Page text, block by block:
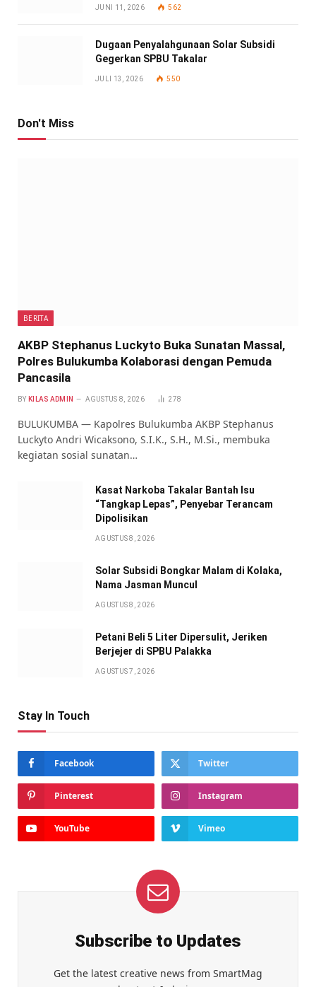
JUNI 11, 2026 562
Dugaan Penyalahgunaan Solar Subsidi
Gegerkan SPBU Takalar
JULI 13, 2026 550
Don't Miss
BERITA
AKBP Stephanus Luckyto Buka Sunatan Massal,
Polres Bulukumba Kolaborasi dengan Pemuda
Pancasila
BY KILAS ADMIN AGUSTUS 8, 2026 278
BULUKUMBA — Kapolres Bulukumba AKBP Stephanus
Luckyto Andri Wicaksono, S.I.K., S.H., M.Si., membuka
kegiatan sosial sunatan…
Kasat Narkoba Takalar Bantah Isu
“Tangkap Lepas”, Penyebar Terancam
Dipolisikan
AGUSTUS 8, 2026
Solar Subsidi Bongkar Malam di Kolaka,
Nama Jasman Muncul
AGUSTUS 8, 2026
Petani Beli 5 Liter Dipersulit, Jeriken
Berjejer di SPBU Palakka
AGUSTUS 7, 2026
Stay In Touch
Facebook Twitter
Pinterest Instagram
YouTube Vimeo
Subscribe to Updates
Get the latest creative news from SmartMag